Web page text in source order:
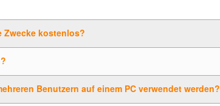
Zwecke kostenlos?
Benutzern auf einem PC verwendet werden?